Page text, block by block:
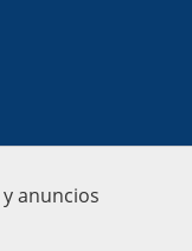
anuncios